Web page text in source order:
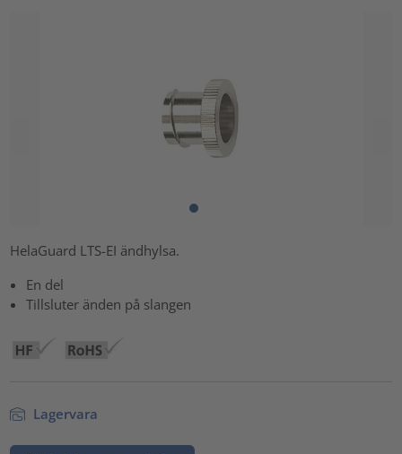
HelaGuard LTS-EI ändhylsa.
En del
Tillsluter änden på slangen
Lagervara